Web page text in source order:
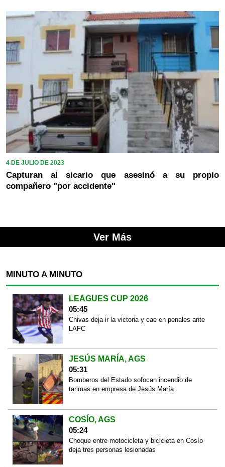
4 DE JULIO DE 2023
Capturan al sicario que asesinó a su propio
compañero "por accidente"
Ver Más
MINUTO A MINUTO
LEAGUES CUP 2026
05:45
Chivas deja ir la victoria y cae en penales ante
LAFC
JESÚS MARÍA, AGS
05:31
Bomberos del Estado sofocan incendio de
tarimas en empresa de Jesús María
COSÍO, AGS
05:24
Choque entre motocicleta y bicicleta en Cosío
deja tres personas lesionadas